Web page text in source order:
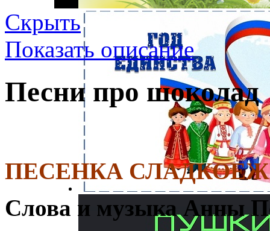
Скрыть
Показать описание
Песни про шоколад
ПЕСЕНКА
Слова и музыка Анны